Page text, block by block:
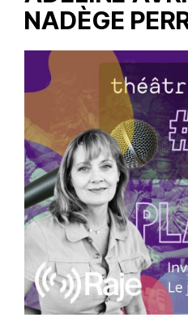
NADÈGE